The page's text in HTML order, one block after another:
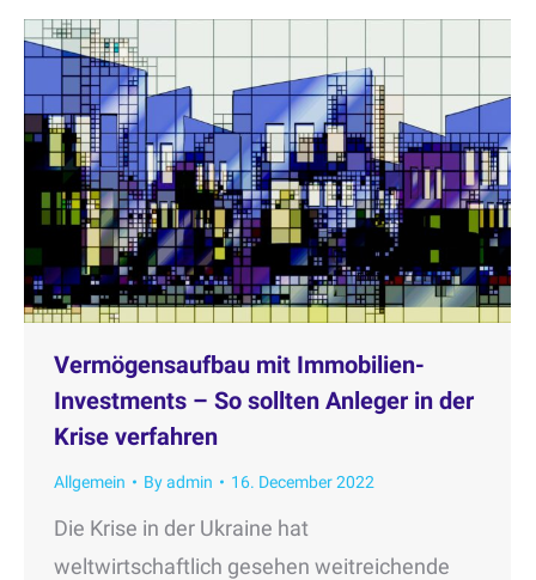
Vermögensaufbau mit Immobilien-
Investments – So sollten Anleger in der
Krise verfahren
Allgemein Byadmin 16. December 2022
Die Krise in der Ukraine hat
weltwirtschaftlich gesehen weitreichende